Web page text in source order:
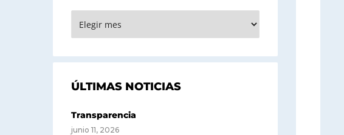
ÚLTIMAS NOTICIAS
Transparencia
junio 11, 2026